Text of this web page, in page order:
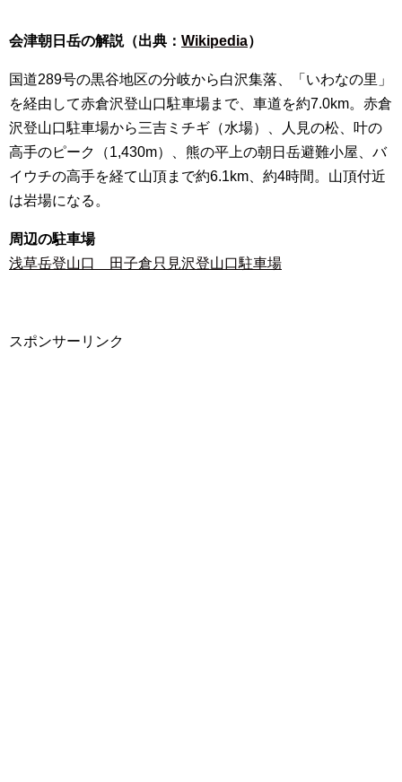
会津朝日岳の解説（出典： Wikipedia）
国道289号の黒谷地区の分岐から白沢集落、「いわなの里」
を経由して赤倉沢登山口駐車場まで、車道を約7.0km。赤倉
沢登山口駐車場から三吉ミチギ（水場）、人見の松、叶の
高手のピーク（1,430m）、熊の平上の朝日岳避難小屋、バ
イウチの高手を経て山頂まで約6.1km、約4時間。山頂付近
は岩場になる。
周辺の駐車場
浅草岳登山口 田子倉只見沢登山口駐車場
スポンサーリンク